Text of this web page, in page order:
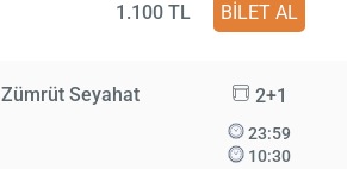
1.100 TL BİLET AL
Zümrüt Seyahat 2+1
23:59
10:30